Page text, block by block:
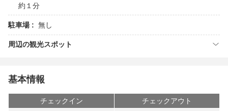
約１分
駐車場 : 無し
周辺の観光スポット
基本情報
チェックイン
チェックアウト